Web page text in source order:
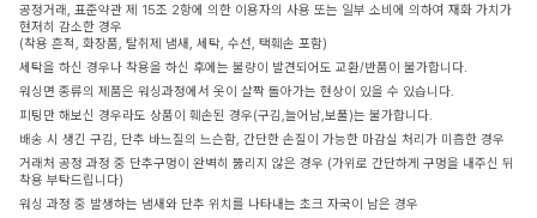
공정거래, 표준약관 제 15조 2항에 의한 이용자의 사용 또는 일부 소비에 의하여 재화 가치가
현저히 감소한 경우
(착용 흔적, 화장품, 탈취제 냄새, 세탁, 수선, 택훼손 포함)
세탁을 하신 경우나 착용을 하신 후에는 불량이 발견되어도 교환/반품이 불가합니다.
워싱면 종류의 제품은 워싱과정에서 옷이 살짝 돌아가는 현상이 있을 수 있습니다.
피팅만 해보신 경우라도 상품이 훼손된 경우(구김,늘어남,보풀)는 불가합니다.
배송 시 생긴 구김, 단추 바느질의 느슨함, 간단한 손질이 가능한 마감실 처리가 미흡한 경우
거래처 공정 과정 중 단추구멍이 완벽히 뚫리지 않은 경우 (가위로 간단하게 구멍을 내주신 뒤
착용 부탁드립니다)
워싱 과정 중 발생하는 냄새와 단추 위치를 나타내는 초크 자국이 남은 경우